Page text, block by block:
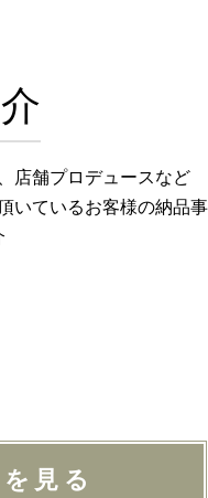
店舗プロデュースなど
いているお客様の納品事
見る